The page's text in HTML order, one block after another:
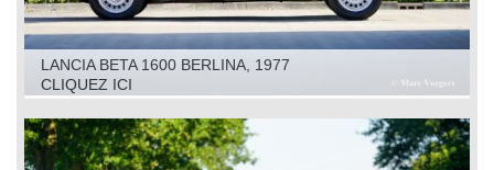
LANCIA BETA 1600 BERLINA, 1977
CLIQUEZ ICI